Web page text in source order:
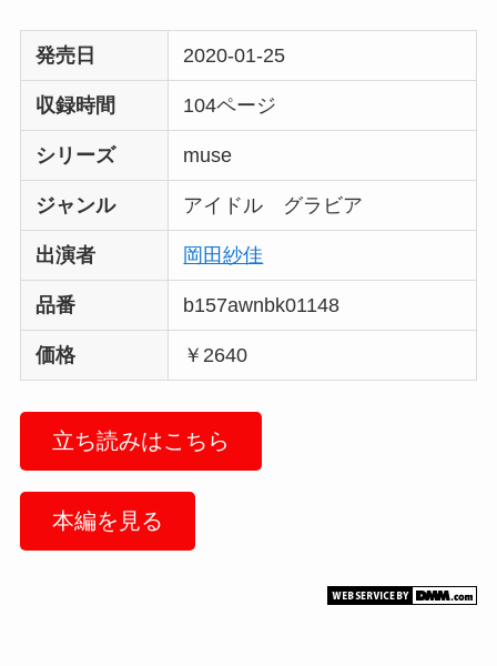
発売日 2020-01-25
収録時間 104ページ
シリーズ muse
ジャンル アイドル グラビア
出演者 岡田紗佳
品番 b157awnbk01148
価格 ￥2640
立ち読みはこちら
本編を見る